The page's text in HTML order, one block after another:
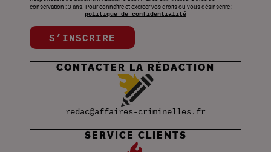
conservation : 3 ans. Pour connaître et exercer vos droits ou vous désinscrire :
politique de confidentialité
.
S’INSCRIRE
CONTACTER LA RÉDACTION
redac@affaires-criminelles.fr
SERVICE CLIENTS